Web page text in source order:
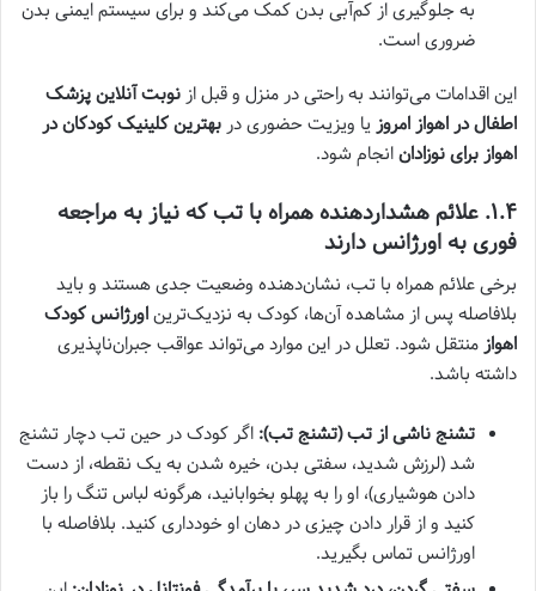
به جلوگیری از کم‌آبی بدن کمک می‌کند و برای سیستم ایمنی بدن
ضروری است.
این اقدامات می‌توانند به راحتی در منزل و قبل از نوبت آنلاین پزشک
اطفال در اهواز امروز یا ویزیت حضوری در بهترین کلینیک کودکان در
اهواز برای نوزادانانجام شود.
۱.۴. علائم هشداردهنده همراه با تب که نیاز به مراجعه
فوریبه اورژانس دارند
برخی علائم همراه با تب، نشان‌دهنده وضعیت جدی هستند و باید
بلافاصله پس از مشاهده آن‌ها، کودک به نزدیک‌تریناورژانس کودک
اهواز منتقل شود. تعلل در این موارد می‌تواند عواقب جبران‌ناپذیری
داشته باشد.
تشنج ناشی از تب (تشنج تب): اگر کودک در حین تب دچار تشنج
شد (لرزش شدید، سفتی بدن، خیره شدن به یک نقطه، از دست
دادن هوشیاری)، او را به پهلو بخوابانید، هرگونه لباس تنگ را باز
کنید و از قرار دادن چیزی در دهان او خودداری کنید. بلافاصله با
اورژانس تماس بگیرید.